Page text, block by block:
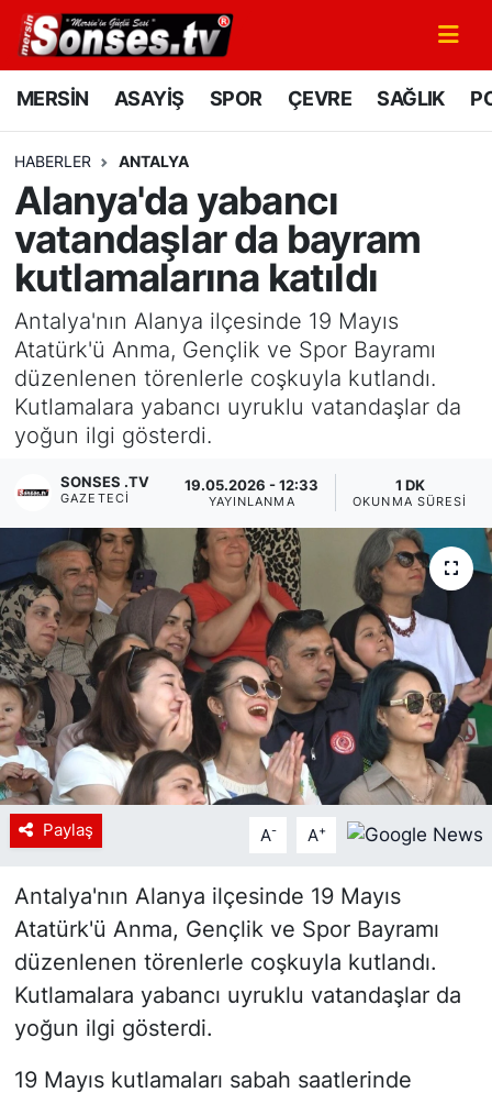
MERSİN ASAYİŞ SPOR ÇEVRE SAĞLIK
HABERLER ANTALYA
Alanya'da yabancı
vatandaşlar da bayram
kutlamalarına katıldı
Antalya'nın Alanya ilçesinde 19 Mayıs
Atatürk'ü Anma, Gençlik ve Spor Bayramı
düzenlenen törenlerle coşkuyla kutlandı.
Kutlamalara yabancı uyruklu vatandaşlar da
yoğun ilgi gösterdi.
SONSES .TV
GAZETECI
19.05.2026 - 12:33
YAYINLANMA
1 DK
OKUNMA SÜRESI
Paylaş A- A+
Antalya'nın Alanya ilçesinde 19 Mayıs
Atatürk'ü Anma, Gençlik ve Spor Bayramı
düzenlenen törenlerle coşkuyla kutlandı.
Kutlamalara yabancı uyruklu vatandaşlar da
yoğun ilgi gösterdi.
19 Mayıs kutlamaları sabah saatlerinde
MERSİN
SPOR
GÜNÜN MANŞETİ
DÜNYA
KÜLTÜR - SANAT
MAGAZİN
SAĞLIK
Siyaset
YEREL HABER
Haberde insan
Tanıtım
Mersin Nöbetçi Eczaneler
Mersin Namaz Vakitleri
Mersin Trafik Yoğunluk Haritası
Süper Lig Puan Durumu ve Fikstür
Tüm Manşetler
Son Dakika Haberleri
Haber Arşivi